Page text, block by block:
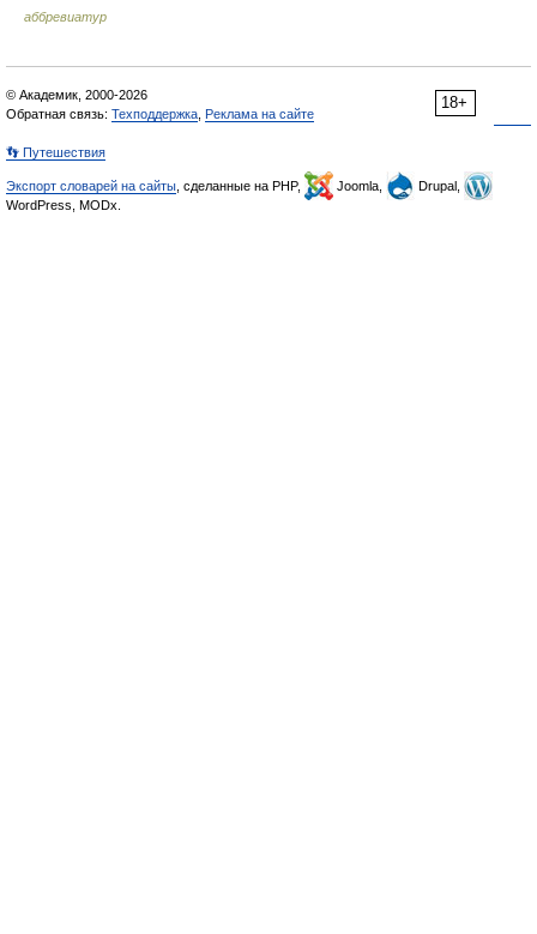
аббревиатур
18+
© Академик, 2000-2026
Обратная связь: Техподдержка Реклама на сайте
👣 Путешествия
Экспорт словарей на сайты , сделанные на PHP, Joomla,
Drupal,
WordPress, MODx.